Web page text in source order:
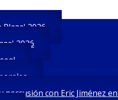
Search
2026
2026
percusión con Eric Jiménez